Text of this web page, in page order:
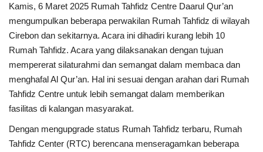
Kamis, 6 Maret 2025 Rumah Tahfidz Centre Daarul Qur’an
mengumpulkan beberapa perwakilan Rumah Tahfidz di wilayah
Cirebon dan sekitarnya. Acara ini dihadiri kurang lebih 10
Rumah Tahfidz. Acara yang dilaksanakan dengan tujuan
mempererat silaturahmi dan semangat dalam membaca dan
menghafal Al Qur’an. Hal ini sesuai dengan arahan dari Rumah
Tahfidz Centre untuk lebih semangat dalam memberikan
fasilitas di kalangan masyarakat.
Dengan mengupgrade status Rumah Tahfidz terbaru, Rumah
Tahfidz Center (RTC) berencana menseragamkan beberapa